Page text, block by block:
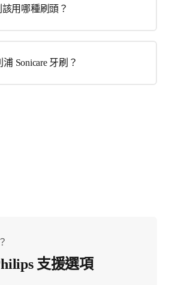
該用哪種刷頭？
Sonicare 牙刷？
支援選項